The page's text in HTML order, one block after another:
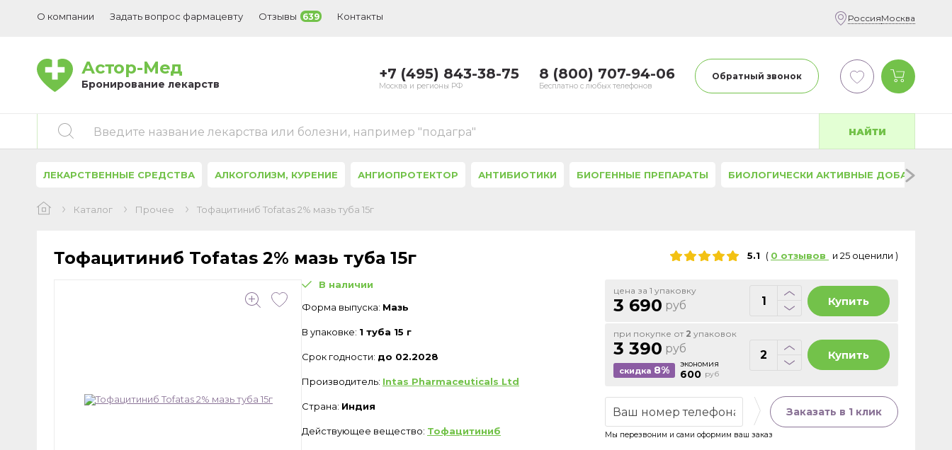
О компании Задать вопрос фармацевту Отзывы 639 Контакты РоссияМосква
Астор-Мед
Бронирование лекарств
+7 (495) 843-38-75
Москва и регионы РФ
8 (800) 707-94-06
Бесплатно с любых телефонов
Обратный звонок
Введите название лекарства или болезни, например "подагра" НАЙТИ
ЛЕКАРСТВЕННЫЕ СРЕДСТВА АЛКОГОЛИЗМ, КУРЕНИЕ АНГИОПРОТЕКТОР АНТИБИОТИКИ БИОГЕННЫЕ ПРЕПАРАТЫ БИОЛОГИЧЕСКИ АКТИВНЫЕ ДОБАВКИ
Каталог Прочее Тофацитиниб Tofatas 2% мазь туба 15г
Тофацитиниб Tofatas 2% мазь туба 15г 5.1 ( 0 отзывов и 25 оценили )
В наличии
Форма выпуска: Мазь
В упаковке: 1 туба 15 г
Срок годности: до 02.2028
Производитель: Intas Pharmaceuticals Ltd
Страна: Индия
Действующее вещество: Тофацитиниб
цена за 1 упаковку
3 690 руб Купить
при покупке от 2 упаковок
3 390 руб
скидка 8% экономия
600 руб
Купить
Заказать в 1 клик
Мы перезвоним и сами оформим ваш заказ